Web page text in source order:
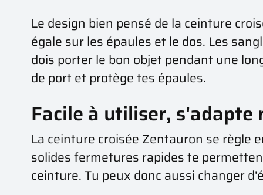
Le design bien pensé de la ceinture
égale sur les épaules et le dos. Les
dois porter le bon objet pendant une
de port et protège tes épaules.
Facile à utiliser,
La ceinture croisée Zentauron se règle
solides fermetures rapides te
ceinture. Tu peux donc aussi changer